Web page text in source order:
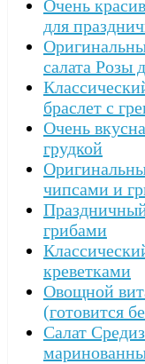
Очень
для
салата Розы
браслет с
Очень
грудкой
чипсами и
грибами
креветками
Овощной
(готовится
Салат